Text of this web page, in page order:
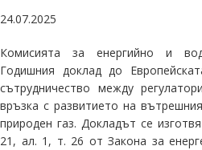
24.07.2025
Комисията за енергийно и
Годишния доклад до
сътрудничество между
връзка с развитието на
природен газ. Докладът се
21, ал. 1, т. 26 от Закона за